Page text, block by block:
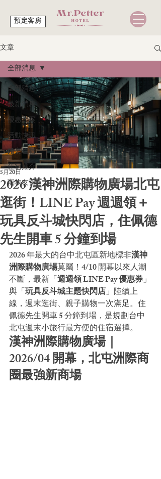
預定客房
文章
全部消息
最新消息
優惠專案
活動快訊
婚宴住宿
住宿推介
寵物友善
全部消息
2026 漢神洲際購物廣場北屯
逛街！LINE Pay 週週領＋
玩具反斗城快閃店，住佩德
先生開車 5 分鐘到場
5月20日
2026 年最大的台中北屯區新地標非漢神
洲際購物廣場莫屬！4/10 開幕以來人潮
不斷，最新「週週領 LINE Pay 優惠券」
與「玩具反斗城主題快閃店」陸續上
線，週末逛街、親子購物一次滿足。住
佩德先生開車 5 分鐘到場，是規劃台中
北屯週末小旅行最方便的住宿選擇。
漢神洲際購物廣場｜
2026/04 開幕，北屯洲際商
圈最強新商場